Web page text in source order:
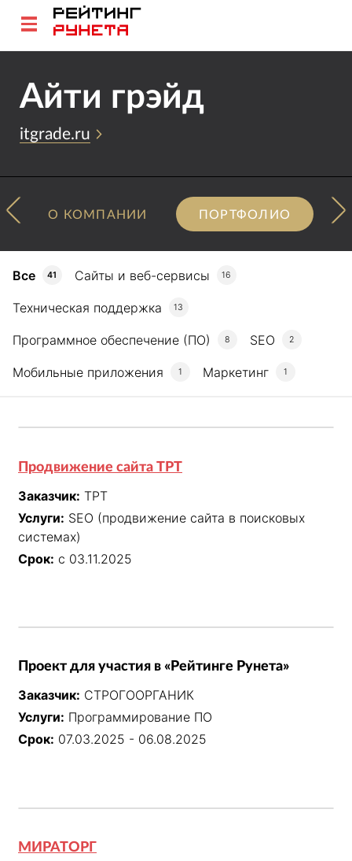
Айти грэйд
itgrade.ru
О КОМПАНИИ ПОРТФОЛИО
Все 41 Сайты и веб-сервисы 16
Техническая поддержка 13
Программное обеспечение (ПО) 8 SEO 2
Мобильные приложения 1 Маркетинг 1
Продвижение сайта ТРТ
Заказчик: ТРТ
Услуги: SEO (продвижение сайта в поисковых
системах)
Срок: с 03.11.2025
Проект для участия в «Рейтинге Рунета»
Заказчик: СТРОГООРГАНИК
Услуги: Программирование ПО
Срок: 07.03.2025 - 06.08.2025
МИРАТОРГ